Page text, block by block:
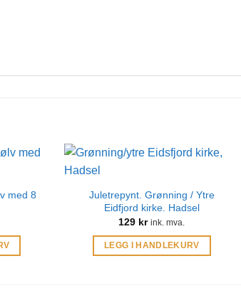
med 8
Juletrepynt. Grønning / Ytre
Eidfjord kirke. Hadsel
129 kr ink. mva.
LEGG I HANDLEKURV